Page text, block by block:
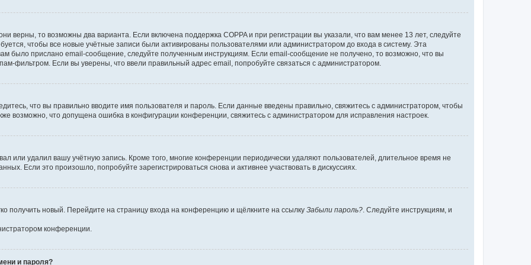
верны, то возможны два варианта. Если включена поддержка COPPA и при регистрации вы указали, что вам менее 13 лет, следуйте
чтобы все новые учётные записи были активированы пользователями или администратором до входа в систему. Эта
было прислано email-сообщение, следуйте полученным инструкциям. Если email-сообщение не получено, то возможно, что вы
фильтром. Если вы уверены, что ввели правильный адрес email, попробуйте связаться с администратором.
что вы правильно вводите имя пользователя и пароль. Если данные введены правильно, свяжитесь с администратором, чтобы
возможно, что допущена ошибка в конфигурации конференции, свяжитесь с администратором для исправления настроек.
или удалил вашу учётную запись. Кроме того, многие конференции периодически удаляют пользователей, длительное время не
Если это произошло, попробуйте зарегистрироваться снова и активнее участвовать в дискуссиях.
получить новый. Перейдите на страницу входа на конференцию и щёлкните на ссылку Забыли пароль?. Следуйте инструкциям, и
конференции.
и пароля?